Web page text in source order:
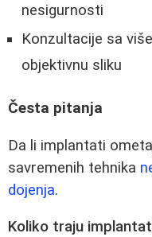
nesigurnosti
Konzultacije sa
objektivnu sliku
Česta pitanja
Da li implantati
savremenih tehnika
dojenja.
Koliko traju